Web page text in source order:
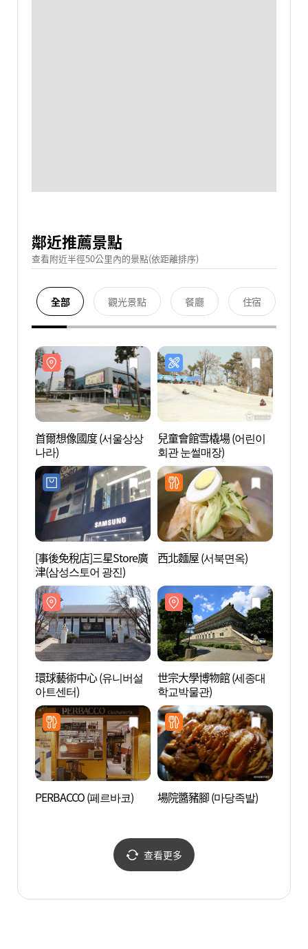
鄰近推薦景點
查看附近半徑50公里內的景點(依距離排序)
全部 觀光景點 餐廳 住宿
首爾想像國度 (서울상상
나라)
兒童會館雪橇場 (어린이
회관 눈썰매장)
[事後免稅店]三星Store廣
津(삼성스토어 광진)
西北麵屋 (서북면옥)
環球藝術中心 (유니버설
아트센터)
世宗大學博物館 (세종대
학교박물관)
PERBACCO (페르바코) 場院醬豬腳 (마당족발)
查看更多